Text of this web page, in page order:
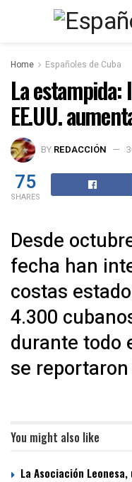
Home Españoles de Cuba
La estampida:
EE.UU.
BY REDACCIÓN
75
SHARES
Desde
fecha han
costas
4.300
durante todo
se
You might also like
La Asociación